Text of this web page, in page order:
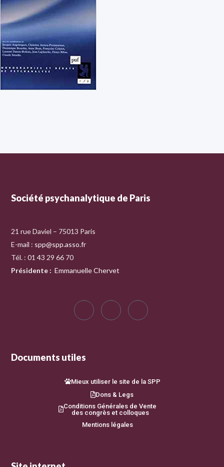
Société psychanalytique de Paris
21 rue Daviel – 75013 Paris
E-mail : spp@spp.asso.fr
Tél. : 01 43 29 66 70
Présidente : Emmanuelle Chervet
Documents utiles
Mieux utiliser le site de la SPP
Dons & Legs
Conditions Générales de Vente
des congrès et colloques
Mentions légales